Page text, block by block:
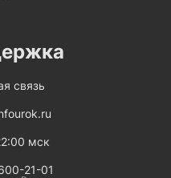
связь
мск
21-01